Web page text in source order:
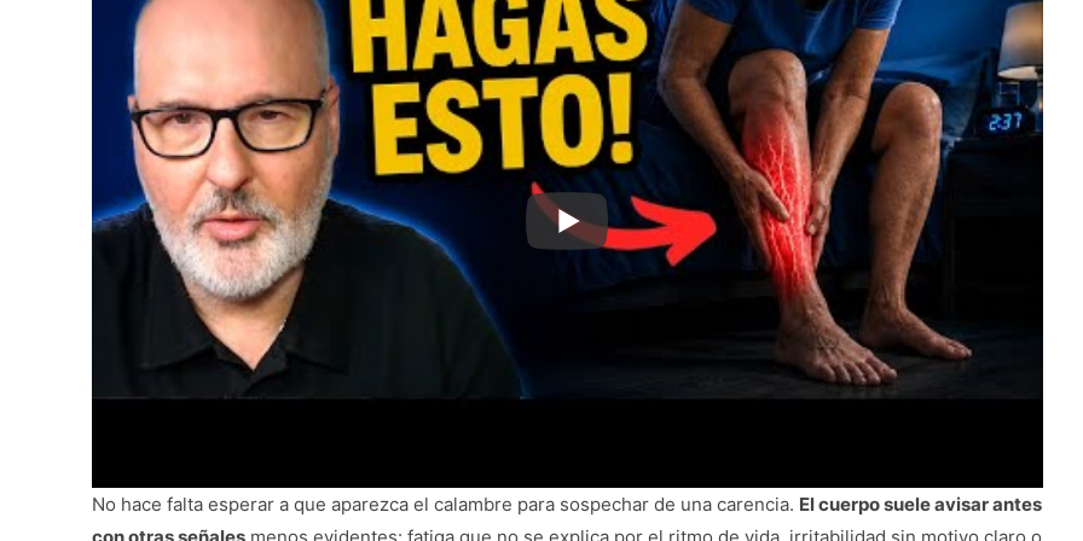
No hace falta esperar a que aparezca el calambre para sospechar de una carencia. El cuerpo suele avisar antes